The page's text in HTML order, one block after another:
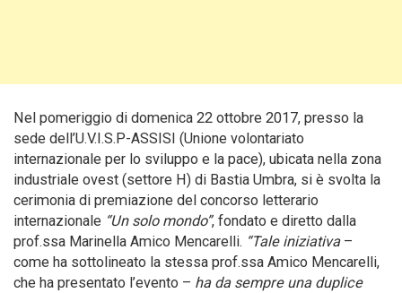
Nel pomeriggio di domenica 22 ottobre 2017, presso la
sede dell’U.V.I.S.P-ASSISI (Unione volontariato
internazionale per lo sviluppo e la pace), ubicata nella zona
industriale ovest (settore H) di Bastia Umbra, si è svolta la
cerimonia di premiazione del concorso letterario
internazionale “Un solo mondo”, fondato e diretto dalla
prof.ssa Marinella Amico Mencarelli. “Tale iniziativa–
come ha sottolineato la stessa prof.ssa Amico Mencarelli,
che ha presentato l’evento – ha da sempre una duplice